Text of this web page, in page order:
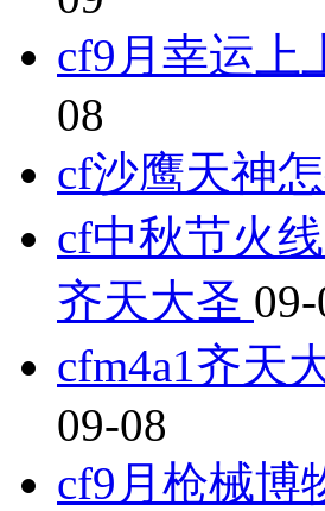
cf9月幸运上
08
cf沙鹰天神
cf中秋节火
齐天大圣
cfm4a1齐天
09-08
cf9月枪械博